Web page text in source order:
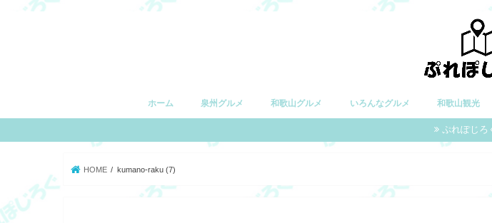
ホーム 泉州グルメ 和歌山グルメ いろんなグルメ 和歌山観光
ぷれぽじろ
HOME kumano-raku (7)